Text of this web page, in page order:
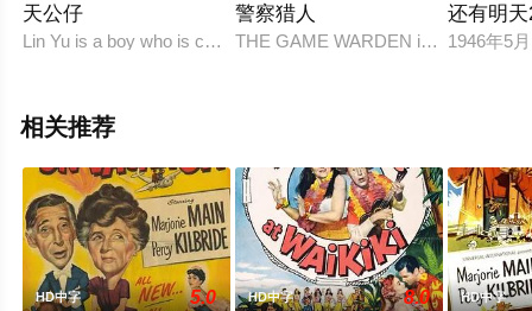
天公仔
Lin Yu is a boy who is constantly surrounded by misfortune a
警察猎人
THE GAME WARDEN is a surreal
还有明天
1946年5
相关推荐
HD中字 5.0 HD中字 8.0 HD中字